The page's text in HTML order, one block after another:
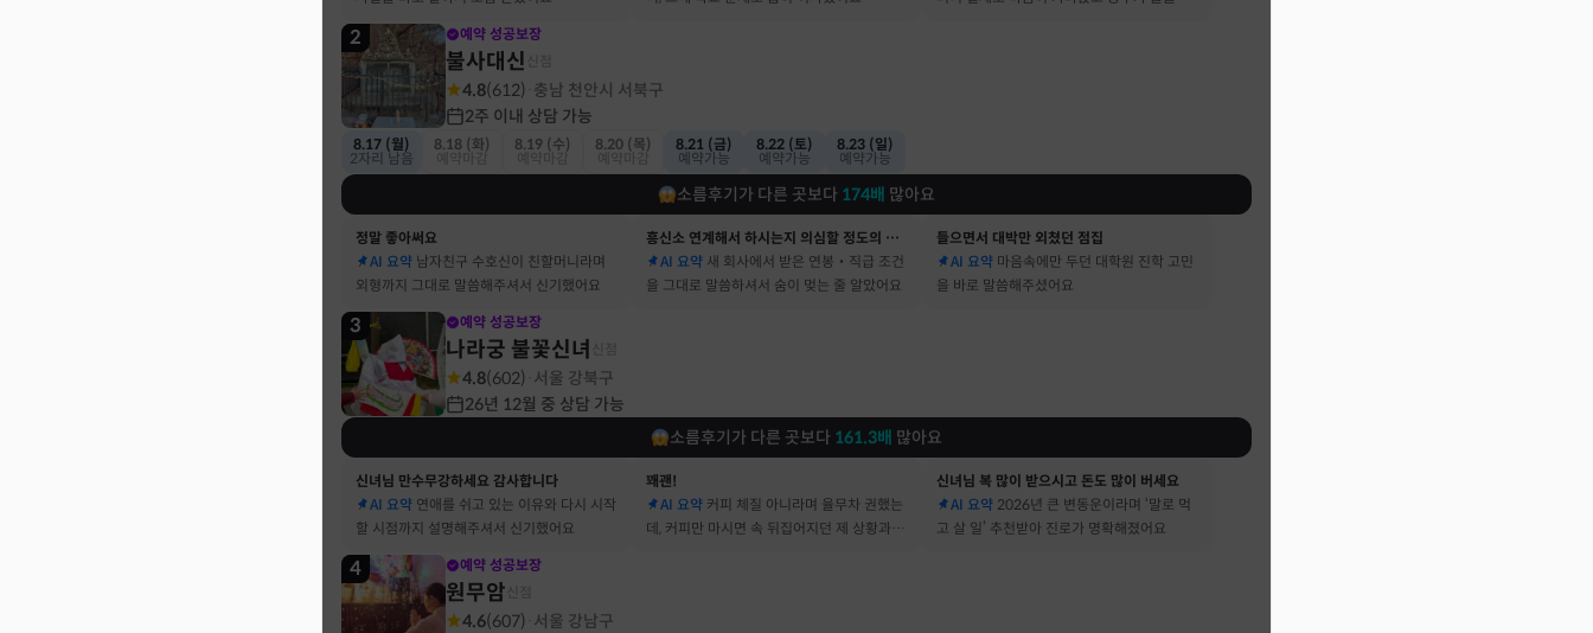
2 예약 성공보장
불사대신
4.8(612) 충남 천안시 서북구
2주 이내 상담 가능
8.17 (월)
2자리 남음
8.18 (화)
8.19 (수)
8.20 (목)
8.21 (금)
예약가능
8.22 (토)
예약가능
8.23 (일)
예약가능
소름후기가 다른 곳보다 174배 많아요
정말 좋아써요
AI 요약 남자친구 수호신이 친할머니라며
외형까지 그대로 말씀해주셔서 신기했어요
흥신소 연계해서 하시는지 의심할 정도의 정확함
AI 요약 새 회사에서 받은 연봉‧직급 조건
을 그대로 말씀하셔서 숨이 멎는 줄 알았어요
들으면서 대박만 외쳤던 점집
AI 요약 마음속에만 두던 대학원 진학 고민
을 바로 말씀해주셨어요
3 예약 성공보장
나라궁 불꽃신녀
4.8(602) 서울 강북구
26년 12월 중 상담 가능
소름후기가 다른 곳보다 161.3배 많아요
신녀님 만수무강하세요 감사합니다
AI 요약 연애를 쉬고 있는 이유와 다시 시작
할 시점까지 설명해주셔서 신기했어요
꽤괜!
AI 요약 커피 체질 아니라며 율무차 권했는
데, 커피만 마시면 속 뒤집어지던 제 상황과 딱
신녀님 복 많이 받으시고 돈도 많이 버세요
AI 요약 2026년 큰 변동운이라며 ‘말로 먹
고 살 일’ 추천받아 진로가 명확해졌어요
4 예약 성공보장
원무암
4.6(607) 서울 강남구